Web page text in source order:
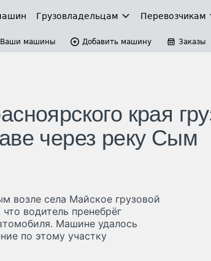
Грузовладельцам Перевозчикам
Ваши машины Добавить машину Заказы
края
через реку Сым
возле села Майское грузовой
водитель пренебрёг
Машине удалось
по этому участку